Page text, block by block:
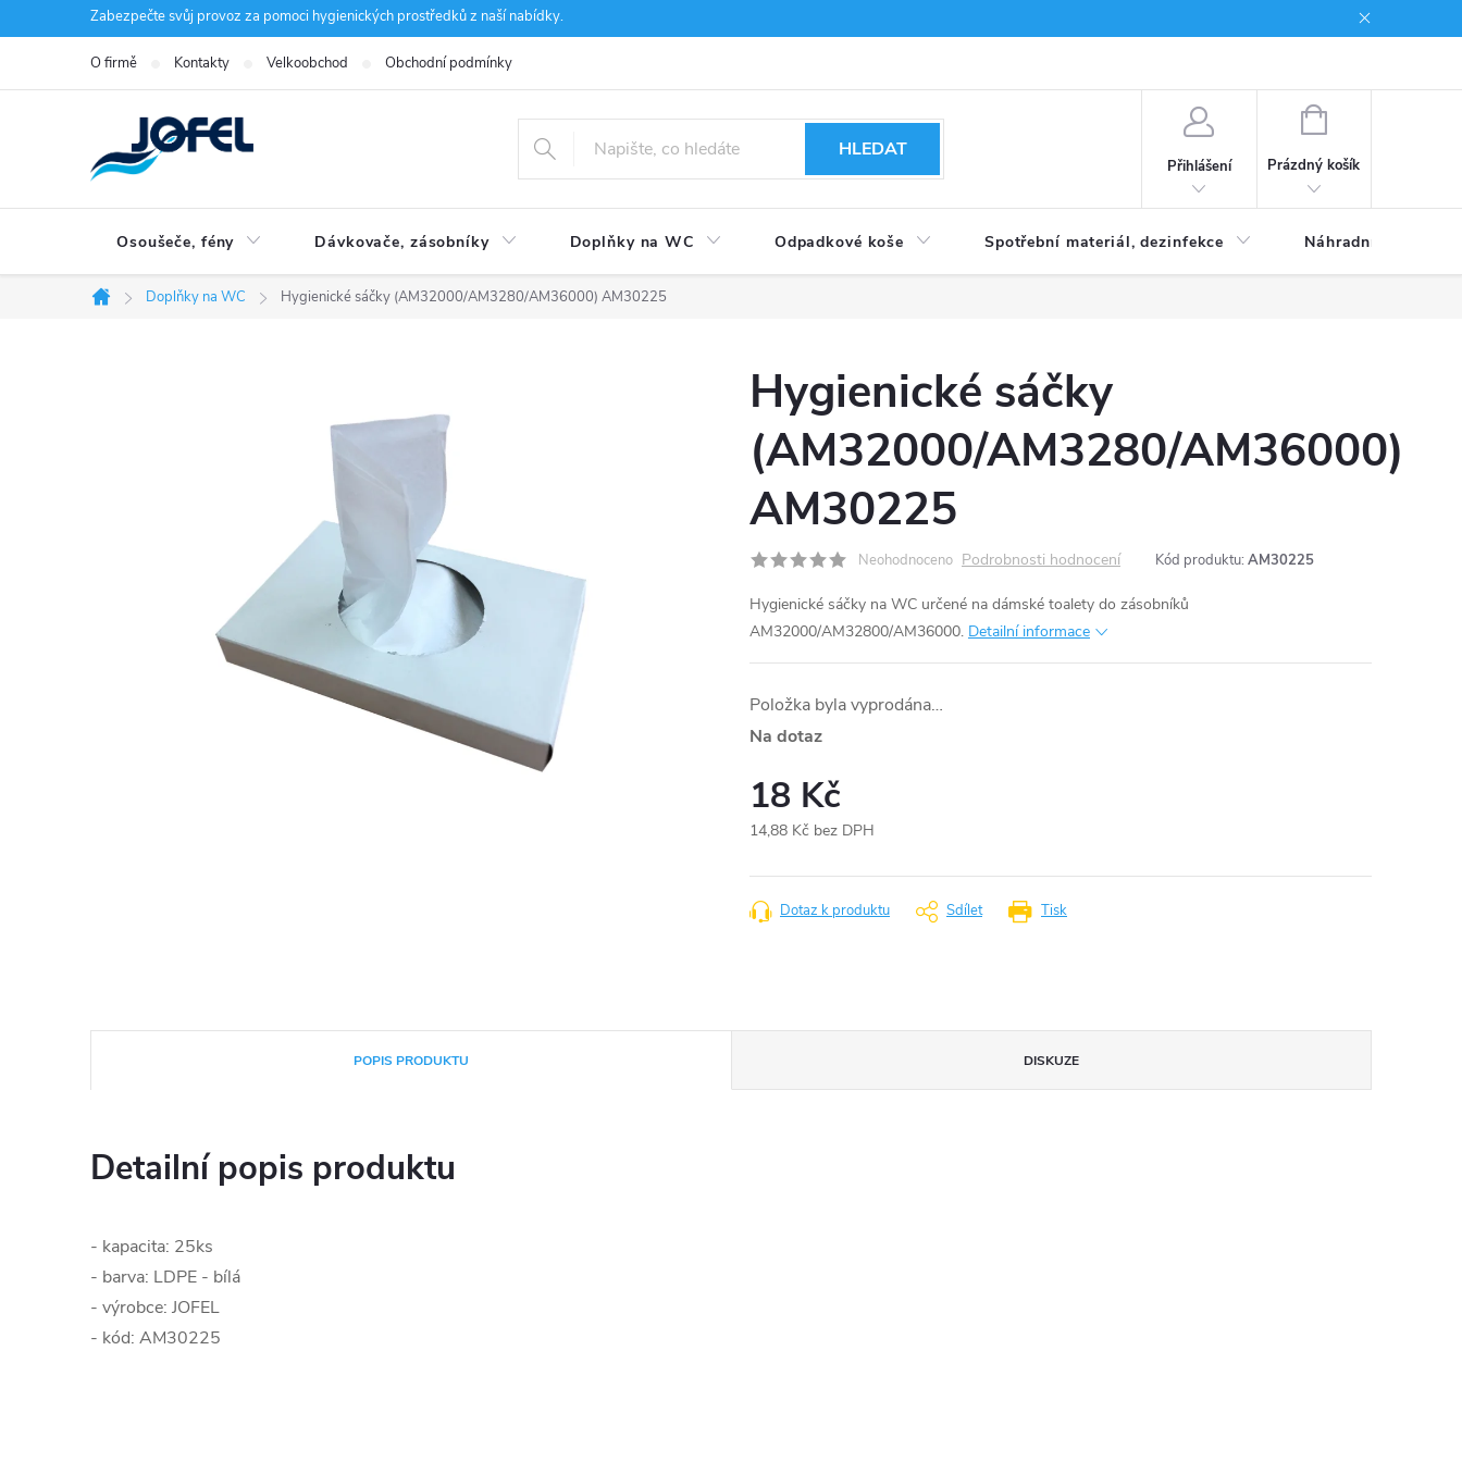
na
Zabezpečte svůj provoz za pomoci hygienických prostředků z naší nabídky.
O firmě Kontakty Velkoobchod Obchodní podmínky
HLEDAT
Přihlášení
NÁKUPNÍ
Prázdný košík
Osoušeče, fény Dávkovače, zásobníky Doplňky na WC Odpadkové koše Spotřební materiál, dezinfekce Náhradní díly
Domů
Doplňky na WC Hygienické sáčky (AM32000/AM3280/AM36000) AM30225
Hygienické sáčky
(AM32000/AM3280/AM36000)
AM30225
Neohodnoceno Podrobnosti hodnocení Kód produktu: AM30225
Hygienické sáčky na WC určené na dámské toalety do zásobníků
AM32000/AM32800/AM36000. Detailní informace
Položka byla vyprodána…
Na dotaz
18 Kč
14,88 Kč bez DPH
cena:
Tisk
Dotaz k produktu Sdílet
POPIS PRODUKTU DISKUZE
Detailní popis produktu
- kapacita: 25ks
- barva: LDPE - bílá
- výrobce: JOFEL
- kód: AM30225